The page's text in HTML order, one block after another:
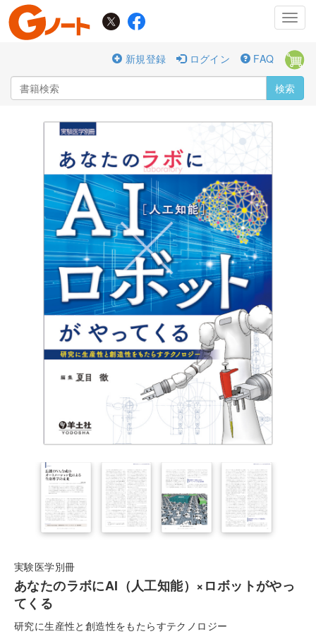
新規登録
ログイン FAQ
検索
実験医学別冊
あなたのラボにAI（人工知能）×ロボットがやっ
てくる
研究に生産性と創造性をもたらすテクノロジー